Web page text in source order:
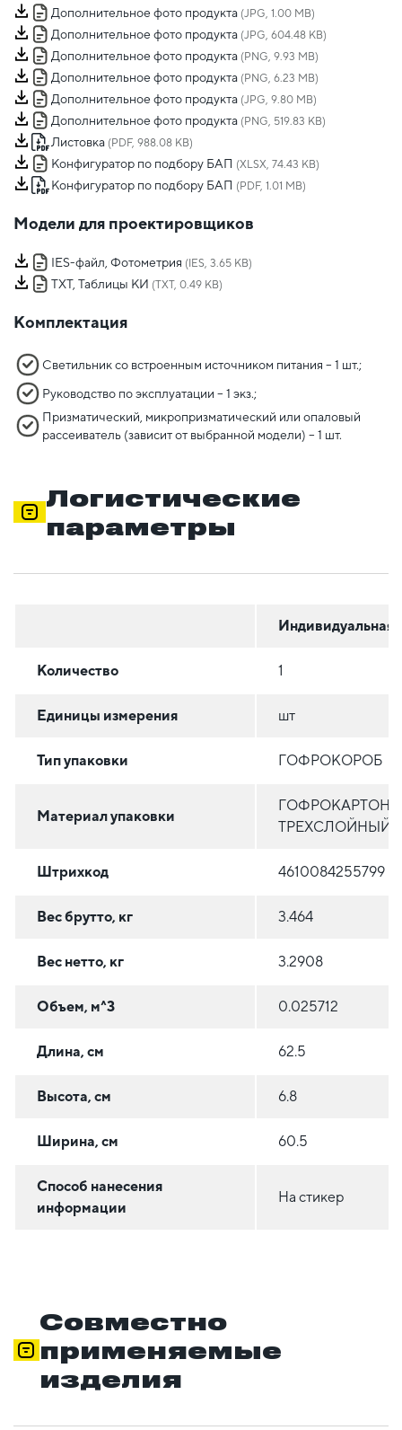
Дополнительное фото продукта (JPG, 1.00 MB)
Дополнительное фото продукта (JPG, 604.48 KB)
Дополнительное фото продукта (PNG, 9.93 MB)
Дополнительное фото продукта (PNG, 6.23 MB)
Дополнительное фото продукта (JPG, 9.80 MB)
Дополнительное фото продукта (PNG, 519.83 KB)
Листовка (PDF, 988.08 KB)
Конфигуратор по подбору БАП (XLSX, 74.43 KB)
Конфигуратор по подбору БАП (PDF, 1.01 MB)
Модели для проектировщиков
IES-файл, Фотометрия (IES, 3.65 KB)
TXT, Таблицы КИ (TXT, 0.49 KB)
Комплектация
Светильник со встроенным источником питания – 1 шт.;
Руководство по эксплуатации – 1 экз.;
Призматический, микропризматический или опаловый
рассеиватель (зависит от выбранной модели) – 1 шт.
Логистические
параметры
Индивидуальная
Количество 1
Единицы измерения шт
Тип упаковки ГОФРОКОРОБ
Материал упаковки
ГОФРОКАРТОН
ТРЕХСЛОЙНЫЙ
Штрихкод 4610084255799
Вес брутто, кг 3.464
Вес нетто, кг 3.2908
Объем, м^3 0.025712
Длина, см 62.5
Высота, см 6.8
Ширина, см 60.5
Способ нанесения
информации
На стикер
Совместно
применяемые
изделия